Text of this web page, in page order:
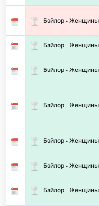
Бэйлор - Женщины
Бэйлор - Женщины
Бэйлор - Женщины
Бэйлор - Женщины
Бэйлор - Женщины
Бэйлор - Женщины
Бэйлор - Женщины